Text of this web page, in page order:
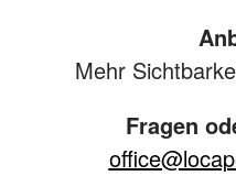
Mehr
Fragen